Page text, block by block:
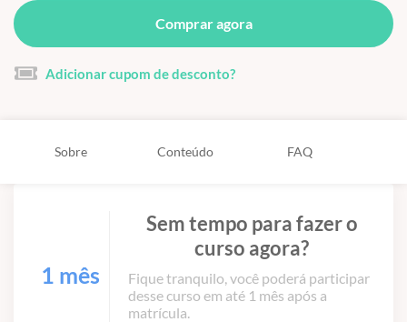
Comprar agora
Adicionar cupom de desconto?
Sobre Conteúdo FAQ
1 mês
Sem tempo para fazer o
curso agora?
Fique tranquilo, você poderá participar
desse curso em até 1 mês após a
matrícula.